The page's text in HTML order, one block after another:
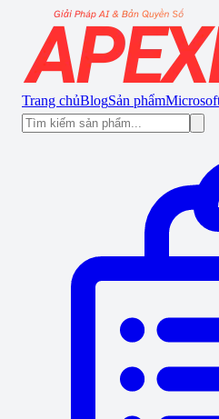
Trang chủBlogSản phẩm